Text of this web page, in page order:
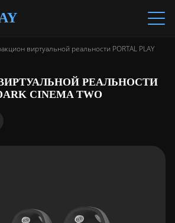
виртуальной реальности PORTAL PLAY
РЕАЛЬНОСТИ
CINEMA TWO